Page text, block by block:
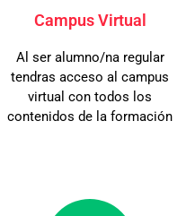
Campus Virtual
Al ser alumno/na regular
tendras acceso al campus
virtual con todos los
contenidos de la formación